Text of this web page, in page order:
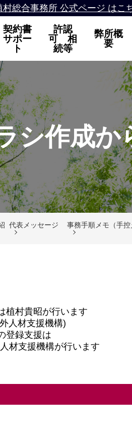
総合事務所 公式ページ はこ
契約書
サポー
ト
許認
可 相
続等
弊所概
要
シ作成か
代表メッセージ 事務手順メモ（手控
植村貴昭が行います
人材支援機構)
登録支援は
材支援機構が行います